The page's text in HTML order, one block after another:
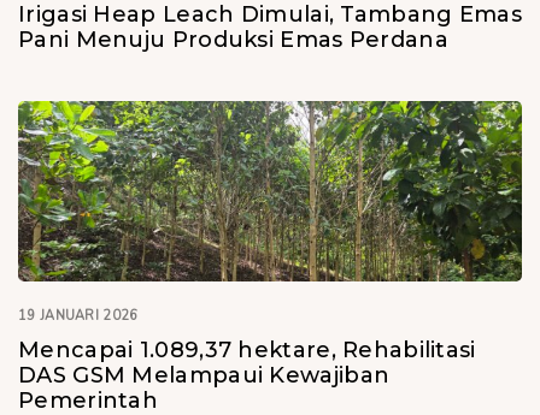
Irigasi Heap Leach Dimulai, Tambang Emas
Pani Menuju Produksi Emas Perdana
19 JANUARI 2026
Mencapai 1.089,37 hektare, Rehabilitasi
DAS GSM Melampaui Kewajiban
Pemerintah